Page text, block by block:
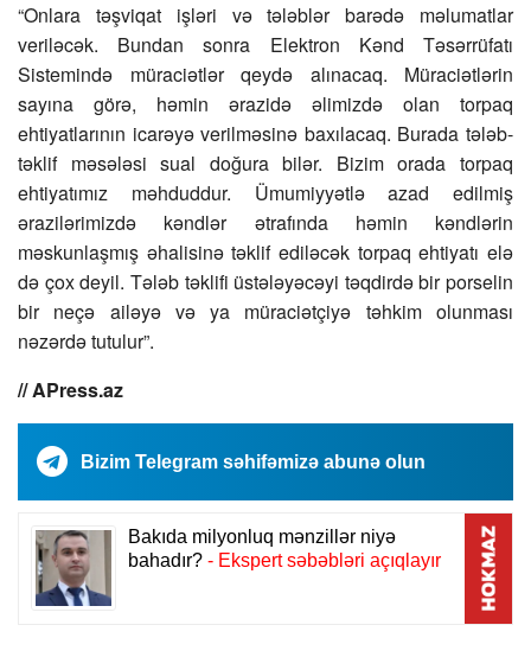
“Onlara təşviqat işləri və tələblər barədə məlumatlar
veriləcək. Bundan sonra Elektron Kənd Təsərrüfatı
Sistemində müraciətlər qeydə alınacaq. Müraciətlərin
sayına görə, həmin ərazidə əlimizdə olan torpaq
ehtiyatlarının icarəyə verilməsinə baxılacaq. Burada tələb-
təklif məsələsi sual doğura bilər. Bizim orada torpaq
ehtiyatımız məhduddur. Ümumiyyətlə azad edilmiş
ərazilərimizdə kəndlər ətrafında həmin kəndlərin
məskunlaşmış əhalisinə təklif ediləcək torpaq ehtiyatı elə
də çox deyil. Tələb təklifi üstələyəcəyi təqdirdə bir porselin
bir neçə ailəyə və ya müraciətçiyə təhkim olunması
nəzərdə tutulur”.
// APress.az
Bizim Telegram səhifəmizə abunə olun